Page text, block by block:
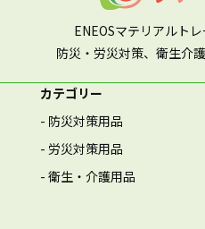
ENEOSマテリアルト
防災・労災対策、衛生介
カテゴリー
- 防災対策用品
- 労災対策用品
- 衛生・介護用品